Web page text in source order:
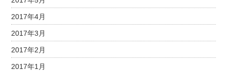
2017年4月
2017年3月
2017年2月
2017年1月